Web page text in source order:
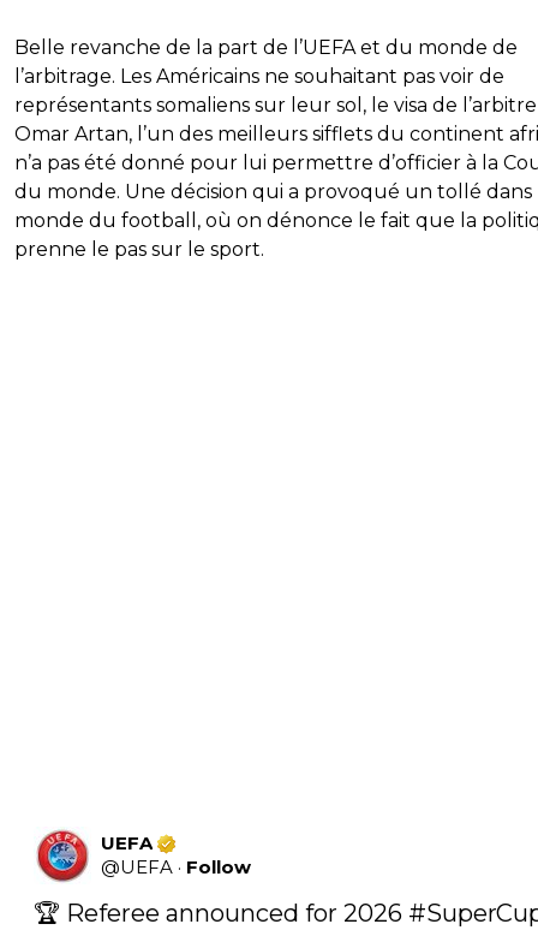
Belle revanche de la part de l’UEFA et du monde de
l’arbitrage. Les Américains ne souhaitant pas voir de
représentants somaliens sur leur sol, le visa de l’arbitre
Omar Artan, l’un des meilleurs sifflets du continent
n’a pas été donné pour lui permettre d’officier à la
du monde. Une décision qui a provoqué un tollé dans
monde du football, où on dénonce le fait que la
prenne le pas sur le sport.
UEFA
@UEFA · Follow
🏆 Referee announced for 2026